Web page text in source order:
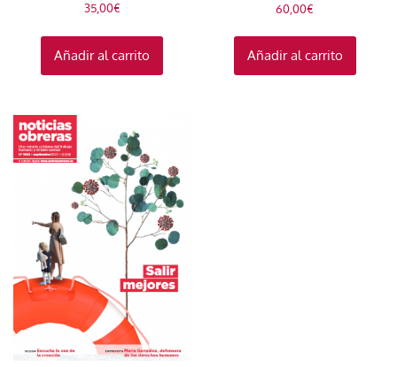
35,00€
Añadir al carrito
60,00€
Añadir al carrito